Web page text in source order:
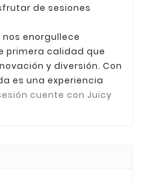
de sesiones
nos enorgullece
primera calidad que
y diversión. Con
es una experiencia
cuente con Juicy